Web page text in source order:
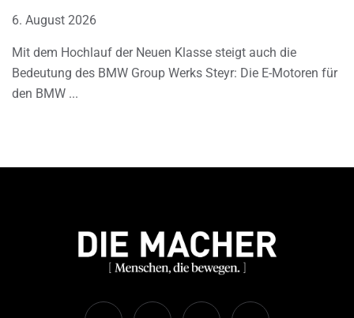
6. August 2026
Mit dem Hochlauf der Neuen Klasse steigt auch die
Bedeutung des BMW Group Werks Steyr: Die E-Motoren für
den BMW